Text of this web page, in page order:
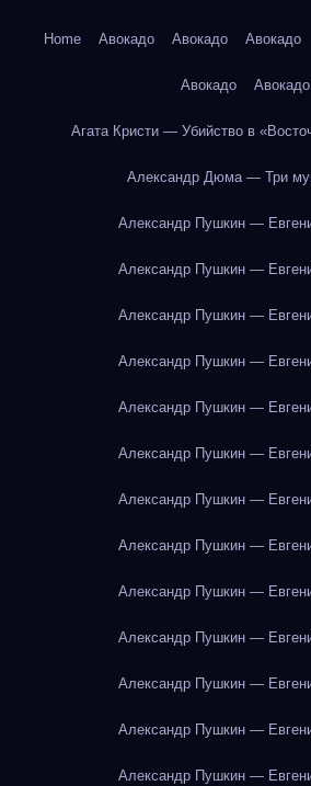
Home Авокадо Авокадо Авокадо
Авокадо Авокадо
Агата Кристи — Убийство в
Александр Дюма — Три
Александр Пушкин —
Александр Пушкин —
Александр Пушкин —
Александр Пушкин —
Александр Пушкин —
Александр Пушкин —
Александр Пушкин —
Александр Пушкин —
Александр Пушкин —
Александр Пушкин —
Александр Пушкин —
Александр Пушкин —
Александр Пушкин —